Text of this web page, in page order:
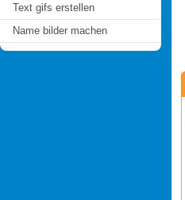
Text gifs erstellen
Name bilder machen